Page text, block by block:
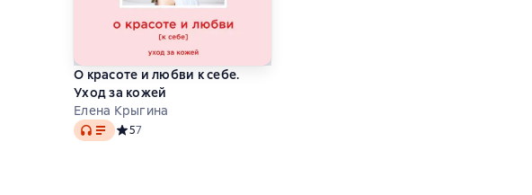
О красоте и любви к себе.
Уход за кожей
Елена Крыгина
Audio Средний рейтинг 5 на основе 7 оценок
57